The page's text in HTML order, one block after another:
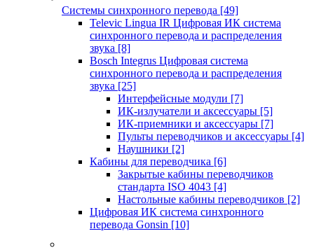
Системы синхронного перевода [49]
Televic Lingua IR Цифровая ИК система
синхронного перевода и распределения
звука [8]
Bosch Integrus Цифровая система
синхронного перевода и распределения
звука [25]
Интерфейсные модули [7]
ИК-излучатели и аксессуары [5]
ИК-приемники и аксессуары [7]
Пульты переводчиков и аксессуары [4]
Наушники [2]
Кабины для переводчика [6]
Закрытые кабины переводчиков
стандарта ISO 4043 [4]
Настольные кабины переводчиков [2]
Цифровая ИК система синхронного
перевода Gonsin [10]